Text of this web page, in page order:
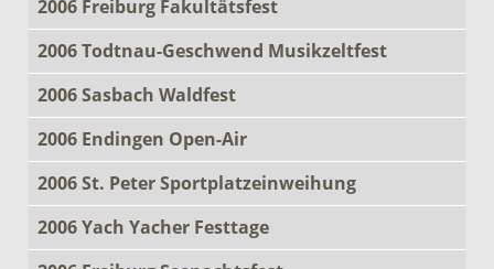
2006 Freiburg Fakultätsfest
2006 Todtnau-Geschwend Musikzeltfest
2006 Sasbach Waldfest
2006 Endingen Open-Air
2006 St. Peter Sportplatzeinweihung
2006 Yach Yacher Festtage